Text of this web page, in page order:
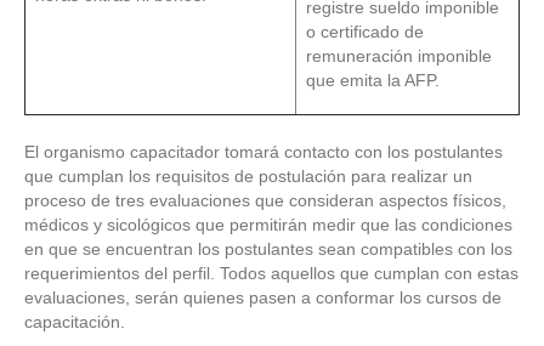
registre sueldo imponible
o certificado de
remuneración imponible
que emita la AFP.
El organismo capacitador tomará contacto con los postulantes
que cumplan los requisitos de postulación para realizar un
proceso de tres evaluaciones que consideran aspectos físicos,
médicos y sicológicos que permitirán medir que las condiciones
en que se encuentran los postulantes sean compatibles con los
requerimientos del perfil. Todos aquellos que cumplan con estas
evaluaciones, serán quienes pasen a conformar los cursos de
capacitación.